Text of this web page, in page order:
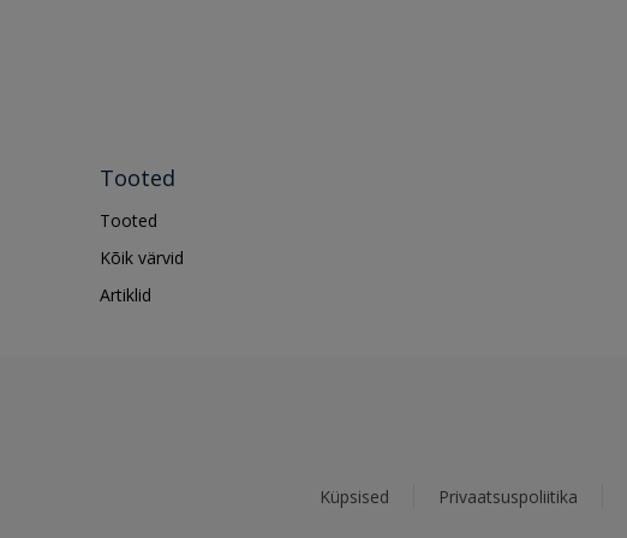
Tooted
Tooted
Kõik värvid
Artiklid
Küpsised Privaatsuspoliitika